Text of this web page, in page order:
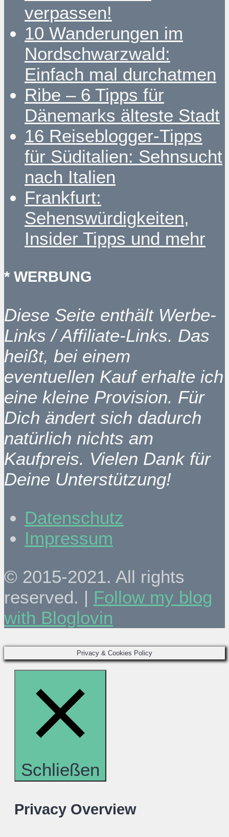
verpassen!
10 Wanderungen im
Nordschwarzwald:
Einfach mal durchatmen
Ribe – 6 Tipps für
Dänemarks älteste Stadt
16 Reiseblogger-Tipps
für Süditalien: Sehnsucht
nach Italien
Frankfurt:
Sehenswürdigkeiten,
Insider Tipps und mehr
* WERBUNG
Diese Seite enthält Werbe-
Links / Affiliate-Links. Das
heißt, bei einem
eventuellen Kauf erhalte ich
eine kleine Provision. Für
Dich ändert sich dadurch
natürlich nichts am
Kaufpreis. Vielen Dank für
Deine Unterstützung!
Datenschutz
Impressum
© 2015-2021. All rights
reserved. | Follow my blog
with Bloglovin
Privacy & Cookies Policy
Schließen
Privacy Overview